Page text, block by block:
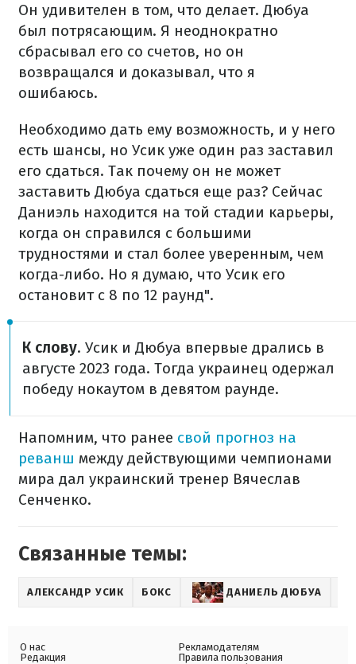
Он удивителен в том, что делает. Дюбуа
был потрясающим. Я неоднократно
сбрасывал его со счетов, но он
возвращался и доказывал, что я
ошибаюсь.
Необходимо дать ему возможность, и у него
есть шансы, но Усик уже один раз заставил
его сдаться. Так почему он не может
заставить Дюбуа сдаться еще раз? Сейчас
Даниэль находится на той стадии карьеры,
когда он справился с большими
трудностями и стал более уверенным, чем
когда-либо. Но я думаю, что Усик его
остановит с 8 по 12 раунд".
К слову. Усик и Дюбуа впервые дрались в
августе 2023 года. Тогда украинец одержал
победу нокаутом в девятом раунде.
Напомним, что ранее свой прогноз на
реванш между действующими чемпионами
мира дал украинский тренер Вячеслав
Сенченко.
Связанные темы:
АЛЕКСАНДР УСИК БОКС ДАНИЕЛЬ ДЮБУА
О нас
Редакция
Рекламодателям
Правила пользования